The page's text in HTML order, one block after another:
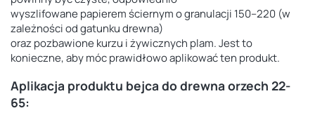
wyszlifowane papierem ściernym o granulacji 150–220 (w
zależności od gatunku drewna)
oraz pozbawione kurzu i żywicznych plam. Jest to
konieczne, aby móc prawidłowo aplikować ten produkt.
Aplikacja produktu bejca do drewna orzech 22-
65: